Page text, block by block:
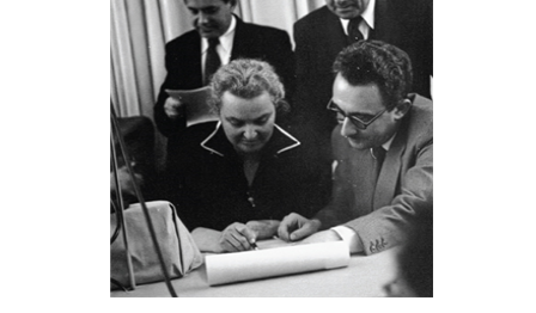
הנחת אתר ספר מודפס
$42
$38